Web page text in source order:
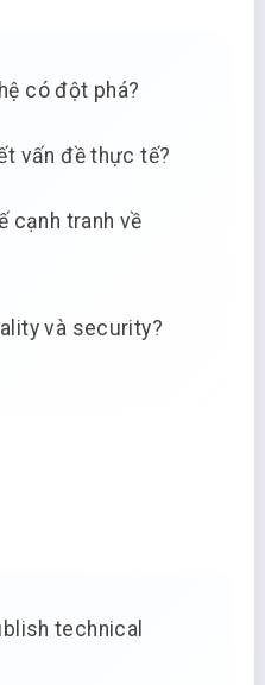
có đột phá?
vấn đề thực tế?
cạnh tranh về
và security?
technical